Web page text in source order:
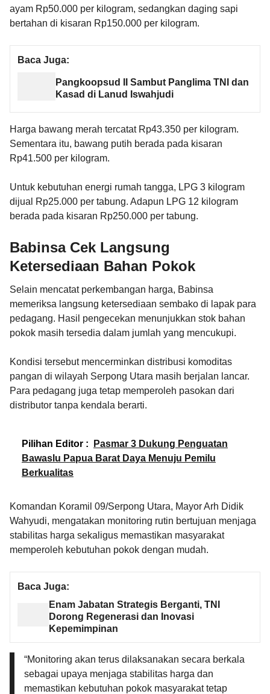
ayam Rp50.000 per kilogram, sedangkan daging sapi
bertahan di kisaran Rp150.000 per kilogram.
Baca Juga:
Pangkoopsud II Sambut Panglima TNI dan
Kasad di Lanud Iswahjudi
Harga bawang merah tercatat Rp43.350 per kilogram.
Sementara itu, bawang putih berada pada kisaran
Rp41.500 per kilogram.
Untuk kebutuhan energi rumah tangga, LPG 3 kilogram
dijual Rp25.000 per tabung. Adapun LPG 12 kilogram
berada pada kisaran Rp250.000 per tabung.
Babinsa Cek Langsung
Ketersediaan Bahan Pokok
Selain mencatat perkembangan harga, Babinsa
memeriksa langsung ketersediaan sembako di lapak para
pedagang. Hasil pengecekan menunjukkan stok bahan
pokok masih tersedia dalam jumlah yang mencukupi.
Kondisi tersebut mencerminkan distribusi komoditas
pangan di wilayah Serpong Utara masih berjalan lancar.
Para pedagang juga tetap memperoleh pasokan dari
distributor tanpa kendala berarti.
Pilihan Editor :
Pasmar 3 Dukung Penguatan
Bawaslu Papua Barat Daya Menuju Pemilu
Berkualitas
Komandan Koramil 09/Serpong Utara, Mayor Arh Didik
Wahyudi, mengatakan monitoring rutin bertujuan menjaga
stabilitas harga sekaligus memastikan masyarakat
memperoleh kebutuhan pokok dengan mudah.
Baca Juga:
Enam Jabatan Strategis Berganti, TNI
Dorong Regenerasi dan Inovasi
Kepemimpinan
“Monitoring akan terus dilaksanakan secara berkala
sebagai upaya menjaga stabilitas harga dan
memastikan kebutuhan pokok masyarakat tetap